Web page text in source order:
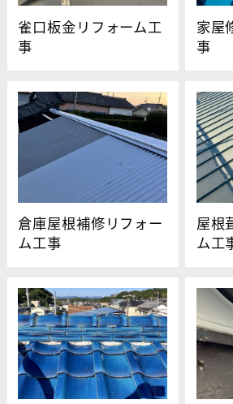
雀口板金リフォーム工
事
家屋
事
倉庫屋根補修リフォー
ム工事
屋根
ム工